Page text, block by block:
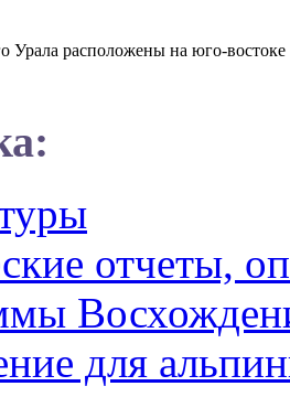
расположены на юго-востоке
отчеты,
для